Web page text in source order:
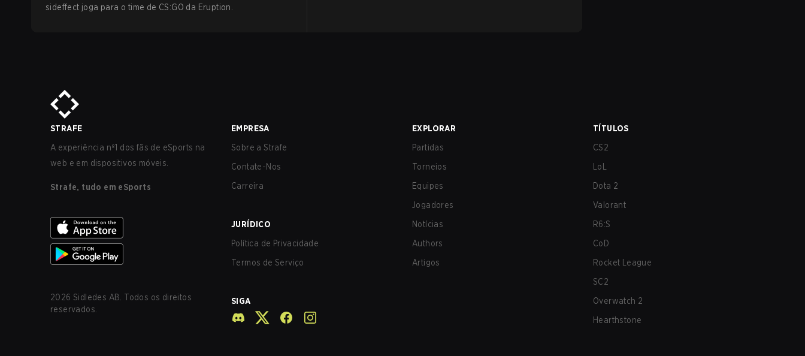
sideffect joga para o time de CS:GO da Eruption
STRAFE
A experiência nº1 dos fãs de eSports na
web e em dispositivos móveis.
Strafe, tudo em eSports
2026 Sidledes AB. Todos os direitos
reservados.
EMPRESA
Sobre a Strafe
Contate-Nos
Carreira
JURÍDICO
Política de Privacidade
Termos de Serviço
SIGA
EXPLORAR
Partidas
Torneios
Equipes
Jogadores
Notícias
Authors
Artigos
TÍTULOS
CS2
LoL
Dota 2
Valorant
R6:S
CoD
Rocket League
SC2
Overwatch 2
Hearthstone